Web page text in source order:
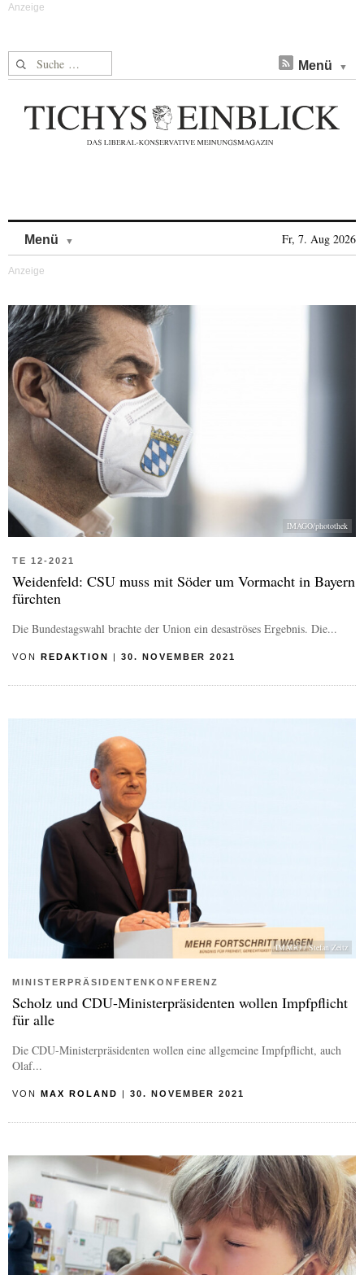
Suche nach: Menü
Menü Fr, 7. Aug 2026
IMAGO/photothek
TE 12-2021
Weidenfeld: CSU muss mit Söder um Vormacht in Bayern
fürchten
Die Bundestagswahl brachte der Union ein desaströses Ergebnis. Die...
VON REDAKTION 30. NOVEMBER 2021
IMAGO / Stefan Zeitz
MINISTERPRÄSIDENTENKONFERENZ
Scholz und CDU-Ministerpräsidenten wollen Impfpflicht
für alle
Die CDU-Ministerpräsidenten wollen eine allgemeine Impfpflicht, auch
Olaf...
VON MAX ROLAND | 30. NOVEMBER 2021